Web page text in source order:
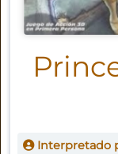
Interpretado